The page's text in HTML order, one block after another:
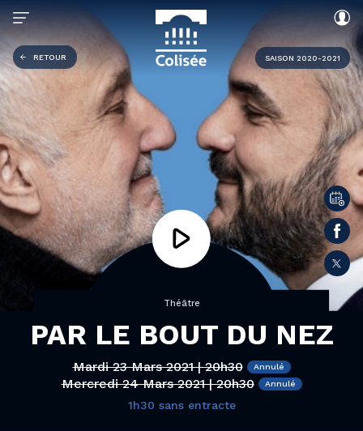
RETOUR SAISON 2020-2021
Théâtre
PAR LE BOUT DU NEZ
Mardi 23 Mars 2021 | 20h30
Mercredi 24 Mars 2021 | 20h30
1h30 sans entracte